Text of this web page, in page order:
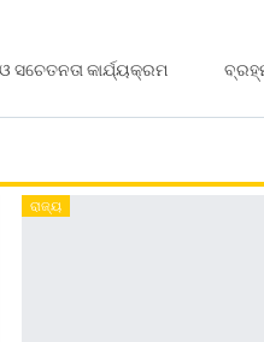
ସଚେତନତା କାର୍ଯ୍ୟକ୍ରମ
ରାଜ୍ୟ